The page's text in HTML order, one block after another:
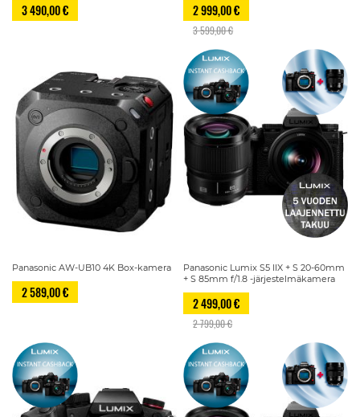
3 490,00 € 2 999,00 €
3 599,00 €
Panasonic AW-UB10 4K Box-kamera
2 589,00 €
Panasonic Lumix S5 IIX + S 20-60mm
+ S 85mm f/1.8 -järjestelmäkamera
2 499,00 €
2 799,00 €